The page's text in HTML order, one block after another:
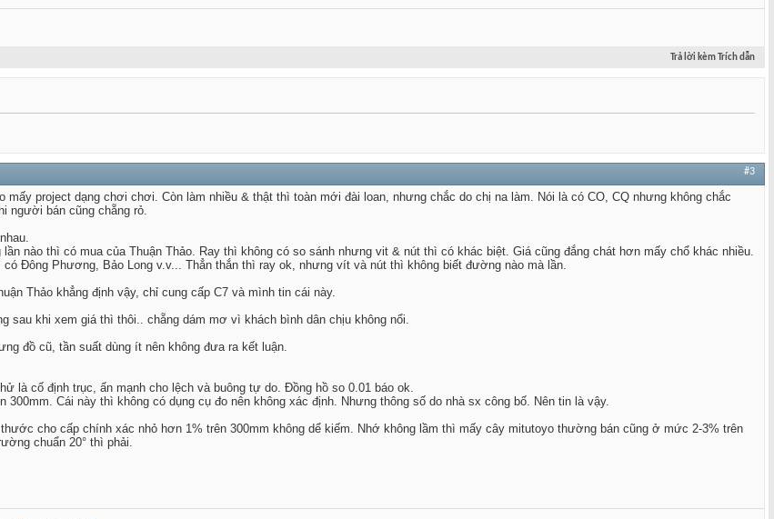
Trả lời kèm Trích dẫn
#3
project dạng chơi chơi. Còn làm nhiều & thật thì toàn mới đài loan, nhưng chắc do chị na làm. Nói là có CO, CQ nhưng không chắc
người bán cũng chẵng rỏ.
nào thì có mua của Thuận Thảo. Ray thì không có so sánh nhưng vit & nút thì có khác biệt. Giá cũng đắng chát hơn mấy chổ khác nhiều.
Đông Phương, Bảo Long v.v... Thẳn thắn thì ray ok, nhưng vít và nút thì không biết đường nào mà lần.
Thảo khẳng định vậy, chỉ cung cấp C7 và mình tin cái này.
sau khi xem giá thì thôi.. chẵng dám mơ vì khách bình dân chịu không nổi.
đồ cũ, tần suất dùng ít nên không đưa ra kết luận.
là cố định trục, ấn mạnh cho lệch và buông tự do. Đồng hồ so 0.01 báo ok.
300mm. Cái này thì không có dụng cụ đo nên không xác định. Nhưng thông số do nhà sx công bố. Nên tin là vậy.
cho cấp chính xác nhỏ hơn 1% trên 300mm không dể kiếm. Nhớ không lầm thì mấy cây mitutoyo thường bán cũng ở mức 2-3% trên
chuẩn 20° thì phải.